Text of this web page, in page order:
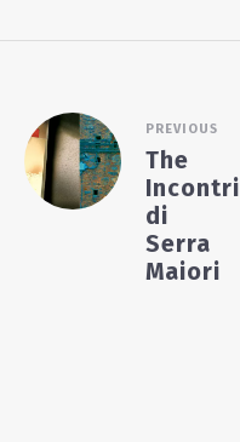
PREVIOUS
The
Incontri
di
Serra
Maiori